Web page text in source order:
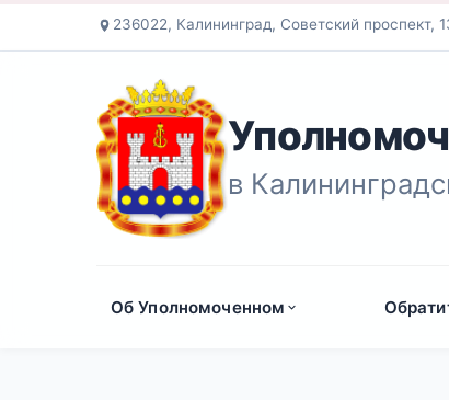
236022, Калининград, Советский проспект,
в
Об Уполномоченном